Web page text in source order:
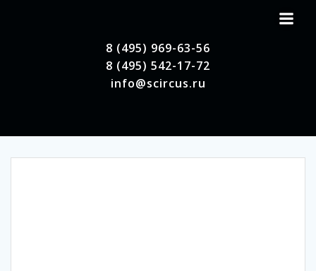
8 (495) 969-63-56
8 (495) 542-17-72
info@scircus.ru